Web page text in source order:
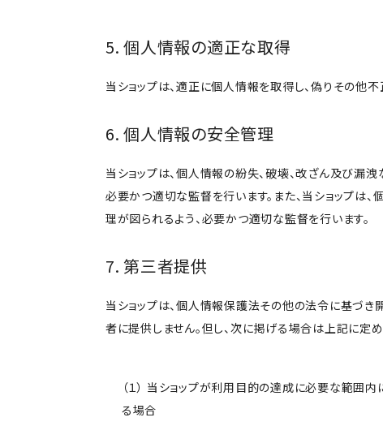
5. 個人情報の適正な取得
当ショップは、適正に個人情報を取得し、偽りその他
6. 個人情報の安全管理
当ショップは、個人情報の紛失、破壊、改ざん及び漏
必要かつ適切な監督を行います。また、当ショップ
理が図られるよう、必要かつ適切な監督を行います。
7. 第三者提供
当ショップは、個人情報保護法その他の法令に基づ
者に提供しません。但し、次に掲げる場合は上記に定
（１） 当ショップが利用目的の達成に必要な範
る場合